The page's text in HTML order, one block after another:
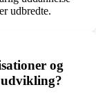
udbredte.
og